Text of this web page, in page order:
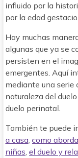
influido por la
por la edad
Hay muchas
algunas que ya se
persisten en el
emergentes. Aquí
mediante una serie
naturaleza del
duelo perinatal.
También te puede
a casa,como
niñas,el duelo y